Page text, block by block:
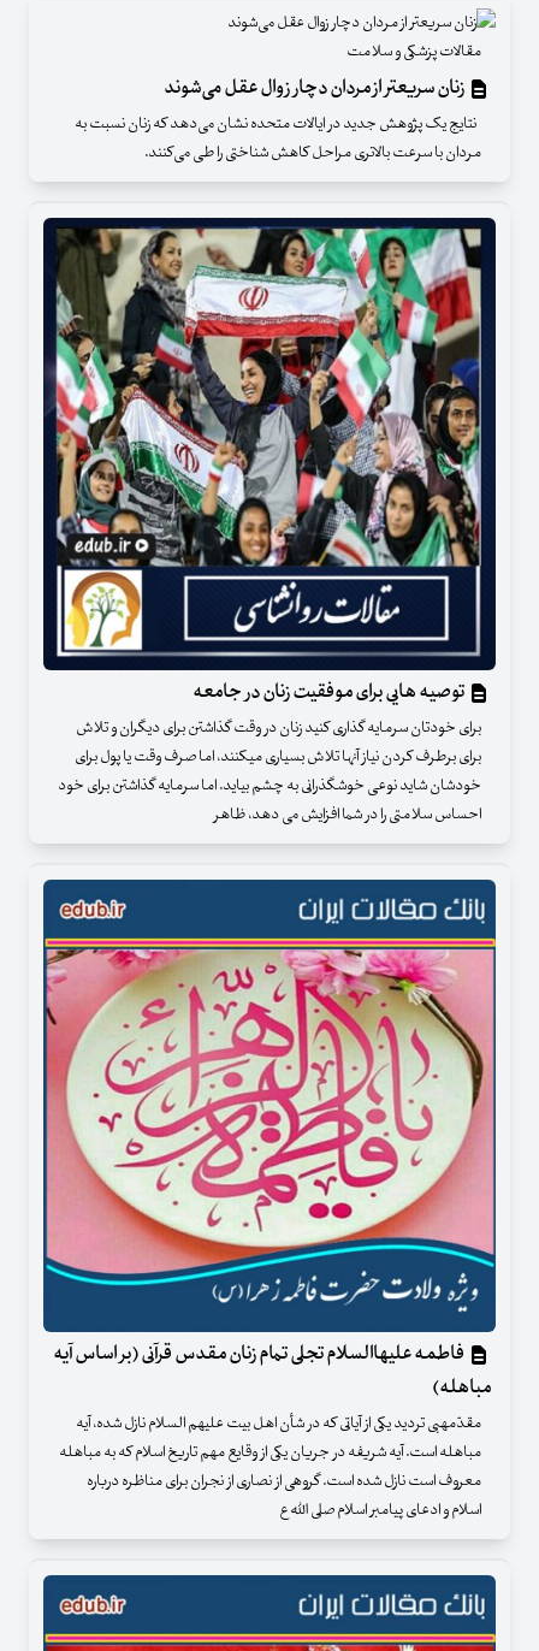
مقالات پزشکی و سلامت
زنان سریعتر از مردان دچار زوال عقل می‌شوند
نتایج یک پژوهش جدید در ایالات متحده نشان می‌دهد که زنان نسبت به
مردان با سرعت بالاتری مراحل کاهش شناختی را طی می‌کنند.
توصیه هایی برای موفقیت زنان در جامعه
برای خودتان سرمایه گذاری کنید زنان در وقت گذاشتن برای دیگران و تلاش
برای برطرف کردن نیاز آنها تلاش بسیاری میکنند، اما صرف وقت یا پول برای
خودشان شاید نوعی خوشگذرانی به چشم بیاید. اما سرمایه گذاشتن برای خود
احساس سلامتی را در شما افزایش می دهد، ظاهر
فاطمه علیهاالسلام تجلی تمام زنان مقدس قرآنی (بر اساس آیه
مباهله)
مقدّمهبی تردید یکی از آیاتی که در شأن اهل بیت علیهم السلام نازل شده، آیه
مباهله است. آیه شریفه در جریان یکی از وقایع مهم تاریخ اسلام که به مباهله
معروف است نازل شده است. گروهی از نصاری از نجران برای مناظره درباره
اسلام و ادعای پیامبر اسلام صلی الله ع